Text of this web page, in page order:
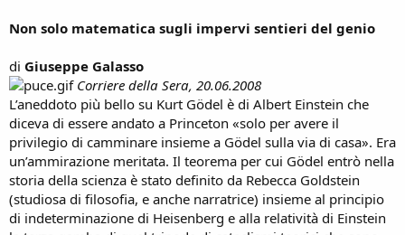
Non solo matematica sugli impervi sentieri del genio
di Giuseppe Galasso
Corriere della Sera, 20.06.2008
L’aneddoto più bello su Kurt Gödel è di Albert Einstein che
diceva di essere andato a Princeton «solo per avere il
privilegio di camminare insieme a Gödel sulla via di casa». Era
un’ammirazione meritata. Il teorema per cui Gödel entrò nella
storia della scienza è stato definito da Rebecca Goldstein
(studiosa di filosofia, e anche narratrice) insieme al principio
di indeterminazione di Heisenberg e alla relatività di Einstein